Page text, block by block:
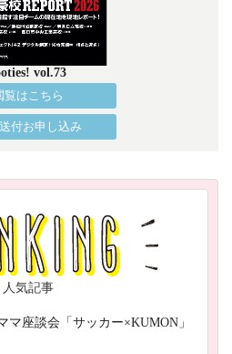
vol.73
覧はこちら
付お申し込み
人気記事
マ座談会「サッカー×KUMON」